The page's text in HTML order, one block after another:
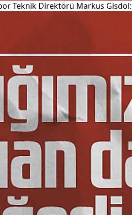
Teknik Direktörü Markus Gisdol: